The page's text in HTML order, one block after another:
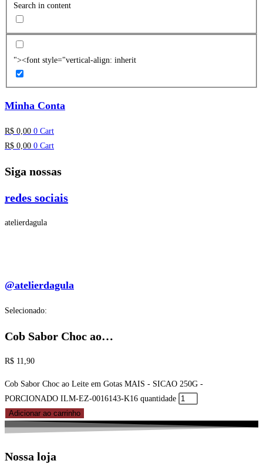
Search in content
"><font style="vertical-align: inherit
Minha Conta
R$ 0,00 0 Cart
R$ 0,00 0 Cart
Siga nossas
redes sociais
atelierdagula
@atelierdagula
Selecionado:
Cob Sabor Choc ao…
R$ 11,90
Cob Sabor Choc ao Leite em Gotas MAIS - SICAO 250G -
PORCIONADO ILM-EZ-0016143-K16 quantidade
Adicionar ao carrinho
Nossa loja